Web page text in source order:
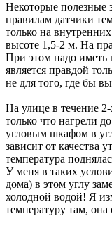
Некоторые полезные
правилам датчики
только на
высоте 1,5-2 м. На
При этом надо иметь
является правдой
не для того, где бы
На улице в течение
только что нагрели
угловым шкафом в
зависит от качества
температура
У меня в таких
дома) в этом углу
холодной водой! Я
температуру там, она